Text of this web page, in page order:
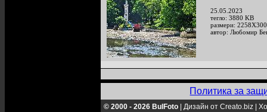
25.05.2023
тегло: 3880 KB
размери:
автор: Любомир
Политика за
© 2000 - 2026 BulFoto Дизайн от Creato.biz